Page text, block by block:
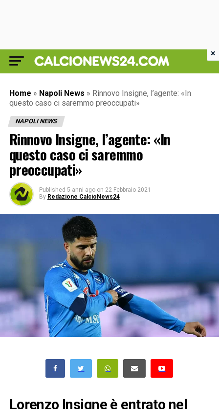
Home » Napoli News » Rinnovo Insigne, l’agente: «In
questo caso ci saremmo preoccupati»
NAPOLI NEWS
Rinnovo Insigne, l’agente: «In
questo caso ci saremmo
preoccupati»
Published 5 anni ago on 22 Febbraio 2021
By Redazione CalcioNews24
Lorenzo Insigne è entrato nel
×